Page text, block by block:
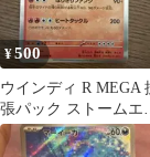
¥500
ウインディ R MEGA
張パック ストームエ
ラルダ キラ 011/076